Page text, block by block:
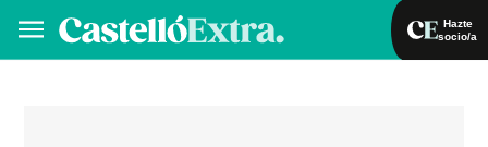
Hazte
socio/a